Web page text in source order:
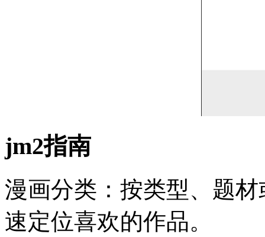
jm2指南
漫画分类：按类型、题
速定位喜欢的作品。